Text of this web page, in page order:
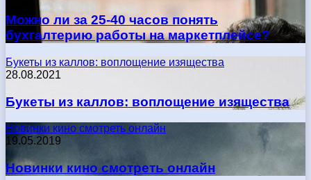
Можно ли за 25-40 часов понять
бухгалтерию работы на маркетплейсе?
Букеты из каллов: воплощение изящества
28.08.2021
Букеты из каллов: воплощение изящества
Новинки кино смотреть онлайн
19.05.2019
Новинки кино смотреть онлайн